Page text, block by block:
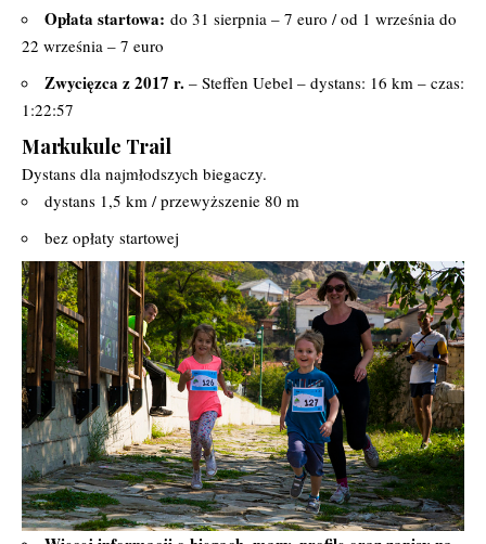
Opłata startowa: do 31 sierpnia – 7 euro / od 1 września do
22 września – 7 euro
Zwycięzca z 2017 r. – Steffen Uebel – dystans: 16 km – czas:
1:22:57
Markukule Trail
Dystans dla najmłodszych biegaczy.
dystans 1,5 km / przewyższenie 80 m
bez opłaty startowej